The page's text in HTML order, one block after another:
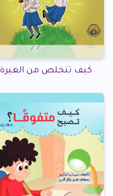
كيف تتخلص من الغيرة